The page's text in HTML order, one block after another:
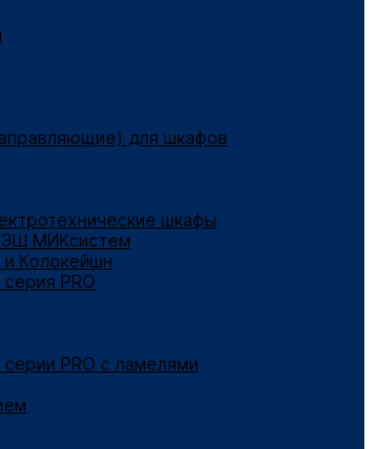
для шкафов
шкафы
МИКсистем
Колокейшн
PRO
PRO с ламелями